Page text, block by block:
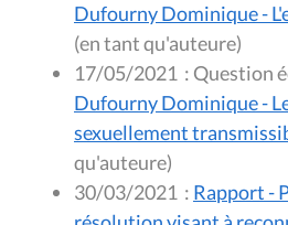
Dufourny Dominique -
(en tant qu'auteure)
17/05/2021 :
Dufourny Dominique -
sexuellement
qu'auteure)
30/03/2021 : Rapport -